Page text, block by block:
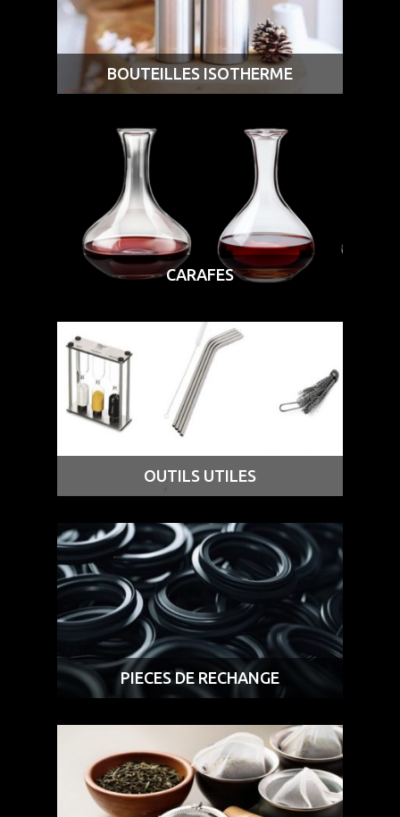
BOUTEILLES ISOTHERME
CARAFES
OUTILS UTILES
PIECES DE RECHANGE